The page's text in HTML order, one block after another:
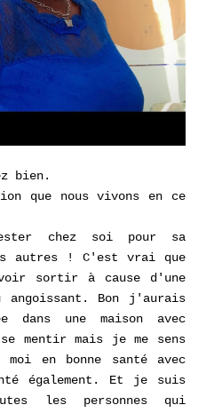
bien.
que nous vivons en ce
chez soi pour sa
autres ! C'est vrai que
sortir à cause d'une
angoissant. Bon j'aurais
dans une maison avec
mentir mais je me sens
moi en bonne santé avec
également. Et je suis
les personnes qui